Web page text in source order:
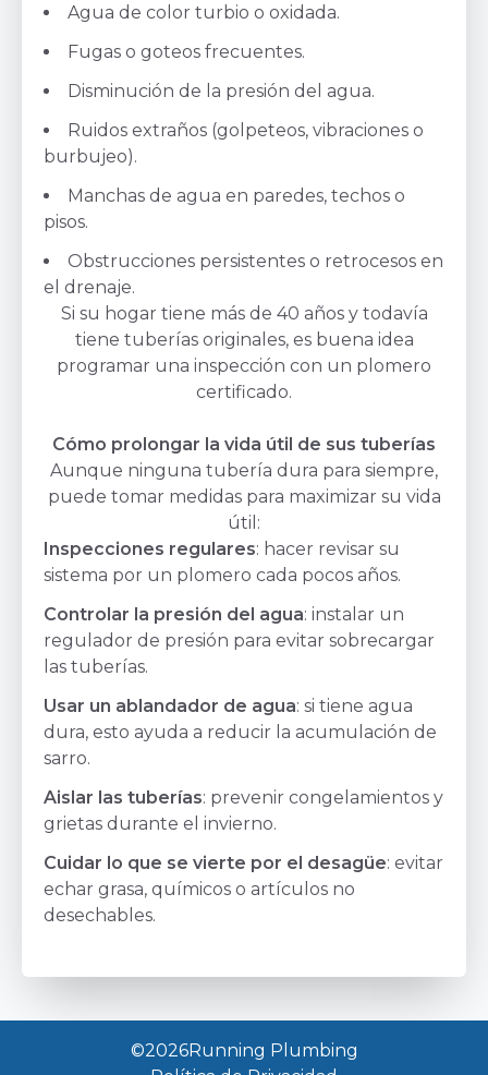
Agua de color turbio o oxidada.
Fugas o goteos frecuentes.
Disminución de la presión del agua.
Ruidos extraños (golpeteos, vibraciones o
burbujeo).
Manchas de agua en paredes, techos o
pisos.
Obstrucciones persistentes o retrocesos en
el drenaje.
Si su hogar tiene más de 40 años y todavía
tiene tuberías originales, es buena idea
programar una inspección con un plomero
certificado.
Cómo prolongar la vida útil de sus tuberías
Aunque ninguna tubería dura para siempre,
puede tomar medidas para maximizar su vida
útil:
Inspecciones regulares: hacer revisar su
sistema por un plomero cada pocos años.
Controlar la presión del agua: instalar un
regulador de presión para evitar sobrecargar
las tuberías.
Usar un ablandador de agua: si tiene agua
dura, esto ayuda a reducir la acumulación de
sarro.
Aislar las tuberías: prevenir congelamientos y
grietas durante el invierno.
Cuidar lo que se vierte por el desagüe: evitar
echar grasa, químicos o artículos no
desechables.
©2026Running Plumbing